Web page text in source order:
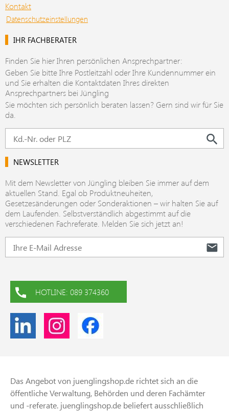
Kontakt
Datenschutzeinstellungen
IHR FACHBERATER
Finden Sie hier Ihren persönlichen Ansprechpartner:
Geben Sie bitte Ihre Postleitzahl oder Ihre Kundennummer ein
und Sie erhalten die Kontaktdaten Ihres direkten
Ansprechpartners bei Jüngling
Sie möchten sich persönlich beraten lassen? Gern sind wir für Sie
da.
NEWSLETTER
Mit dem Newsletter von Jüngling bleiben Sie immer auf dem
aktuellen Stand. Egal ob Produktneuheiten,
Gesetzesänderungen oder Sonderaktionen – wir halten Sie auf
dem Laufenden. Selbstverständlich abgestimmt auf die
verschiedenen Fachreferate. Melden Sie sich jetzt an!
HOTLINE: 089 374360
Das Angebot von juenglingshop.de richtet sich an die
öffentliche Verwaltung, Behörden und deren Fachämter
und -referate. juenglingshop.de beliefert ausschließlich